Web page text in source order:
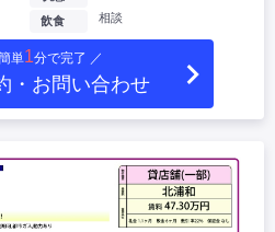
飲食 相談
単1分で完了 ／
・お問い合わせ